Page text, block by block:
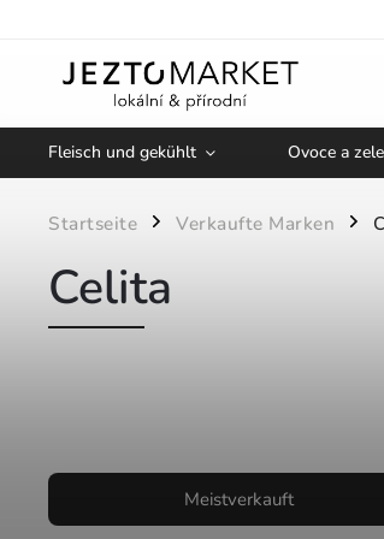
Fleisch und gekühlt Ovoce a
Startseite / Verkaufte Marken /
Celita
Meistverkauft